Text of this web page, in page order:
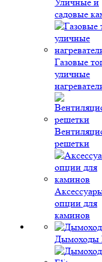
садовые
Газовые
уличные
решетки
опции для
каминов
Дымоходы